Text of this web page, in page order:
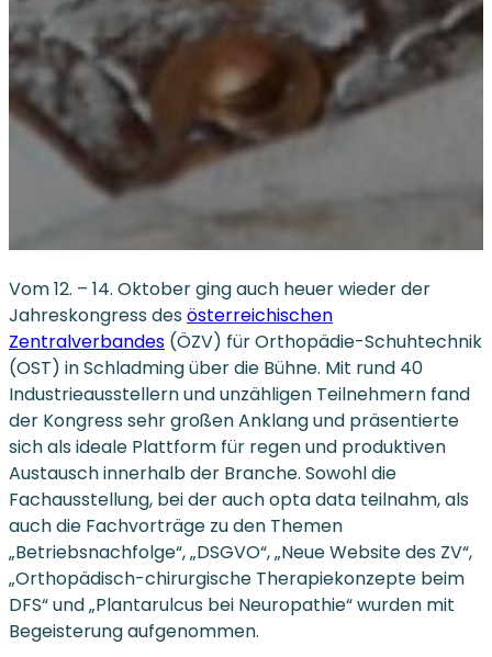
Vom 12. – 14. Oktober ging auch heuer wieder der
Jahreskongress desösterreichischen
Zentralverbandes (ÖZV) für Orthopädie-Schuhtechnik
(OST) in Schladming über die Bühne. Mit rund 40
Industrieausstellern und unzähligen Teilnehmern fand
der Kongress sehr großen Anklang und präsentierte
sich als ideale Plattform für regen und produktiven
Austausch innerhalb der Branche. Sowohl die
Fachausstellung, bei der auch opta data teilnahm, als
auch die Fachvorträge zu den Themen
„Betriebsnachfolge“, „DSGVO“, „Neue Website des ZV“,
„Orthopädisch-chirurgische Therapiekonzepte beim
DFS“ und „Plantarulcus bei Neuropathie“ wurden mit
Begeisterung aufgenommen.